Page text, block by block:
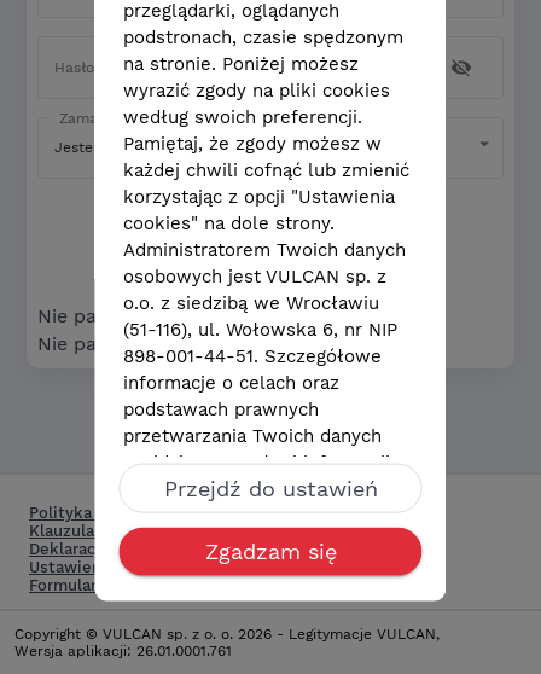
Hasło
Zamawiający / Zlecający wydruk
Jestem dyrektorem składającym zamówienie
Zatwierdź
Nie pamiętam hasła
Nie pamiętam numeru zamówienia
Polityka cookie
Klauzula informacyjna
Deklaracja dostępności
Ustawienia cookies
Formularz reklamacji
Copyright © VULCAN sp. z o. o. 2026 - Legitymacje VULCAN,
Wersja aplikacji: 26.01.0001.761
przeglądarki, oglądanych
podstronach, czasie spędzonym
na stronie. Poniżej możesz
wyrazić zgody na pliki cookies
według swoich preferencji.
Pamiętaj, że zgody możesz w
każdej chwili cofnąć lub zmienić
korzystając z opcji "Ustawienia
cookies" na dole strony.
Administratorem Twoich danych
osobowych jest VULCAN sp. z
o.o. z siedzibą we Wrocławiu
(51-116), ul. Wołowska 6, nr NIP
898-001-44-51. Szczegółowe
informacje o celach oraz
podstawach prawnych
przetwarzania Twoich danych
znajdziesz w pełnej informacji
dostępnej po kliknięciu w opcję
"Klauzula informacyjna" na dole
strony. Znajdziesz tam także
dane kontaktowe do
administratora i jego inspektora
o przysługujących Ci prawach.
Przejdź do ustawień
Zgadzam się